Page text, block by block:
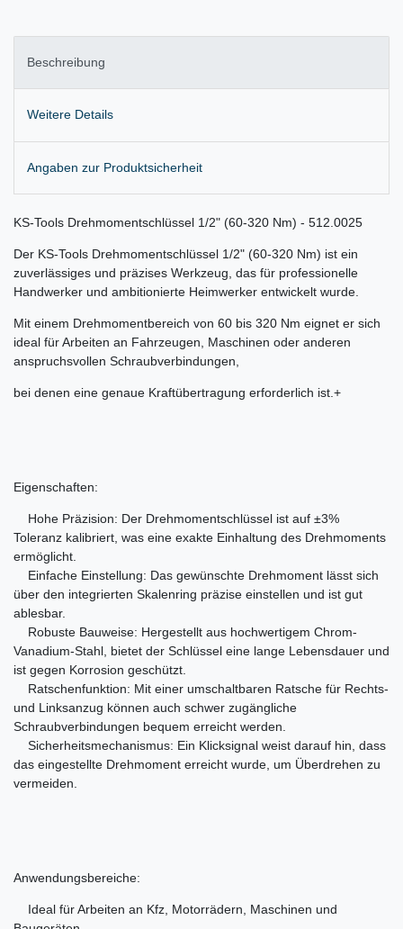
Beschreibung
Weitere Details
Angaben zur Produktsicherheit
KS-Tools Drehmomentschlüssel 1/2" (60-320 Nm) - 512.0025
Der KS-Tools Drehmomentschlüssel 1/2" (60-320 Nm) ist ein
zuverlässiges und präzises Werkzeug, das für professionelle
Handwerker und ambitionierte Heimwerker entwickelt wurde.
Mit einem Drehmomentbereich von 60 bis 320 Nm eignet er sich
ideal für Arbeiten an Fahrzeugen, Maschinen oder anderen
anspruchsvollen Schraubverbindungen,
bei denen eine genaue Kraftübertragung erforderlich ist.+
Eigenschaften:
Hohe Präzision: Der Drehmomentschlüssel ist auf ±3%
Toleranz kalibriert, was eine exakte Einhaltung des Drehmoments
ermöglicht.
Einfache Einstellung: Das gewünschte Drehmoment lässt sich
über den integrierten Skalenring präzise einstellen und ist gut
ablesbar.
Robuste Bauweise: Hergestellt aus hochwertigem Chrom-
Vanadium-Stahl, bietet der Schlüssel eine lange Lebensdauer und
ist gegen Korrosion geschützt.
Ratschenfunktion: Mit einer umschaltbaren Ratsche für Rechts-
und Linksanzug können auch schwer zugängliche
Schraubverbindungen bequem erreicht werden.
Sicherheitsmechanismus: Ein Klicksignal weist darauf hin, dass
das eingestellte Drehmoment erreicht wurde, um Überdrehen zu
vermeiden.
Anwendungsbereiche:
Ideal für Arbeiten an Kfz, Motorrädern, Maschinen und